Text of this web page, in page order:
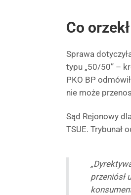
Co
Sprawa
typu „50/50” –
PKO BP
nie może
Sąd Rejonowy
TSUE. Trybunał
przeniósł